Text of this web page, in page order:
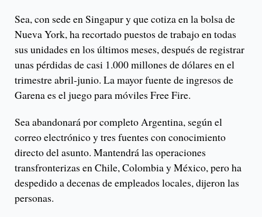
Sea, con sede en Singapur y que cotiza en la bolsa de
Nueva York, ha recortado puestos de trabajo en todas
sus unidades en los últimos meses, después de registrar
unas pérdidas de casi 1.000 millones de dólares en el
trimestre abril-junio. La mayor fuente de ingresos de
Garena es el juego para móviles Free Fire.
Sea abandonará por completo Argentina, según el
correo electrónico y tres fuentes con conocimiento
directo del asunto. Mantendrá las operaciones
transfronterizas en Chile, Colombia y México, pero ha
despedido a decenas de empleados locales, dijeron las
personas.